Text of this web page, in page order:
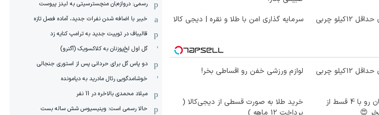
از الان تا آخر تابستون حداقل 12کیلو چربی
سرمایه گذاری امن با طلا و نقره | دیجی کالا
از الان تا آخر تابستون حداقل 12کیلو چربی
لوازم ورزشی خفن رو اقساطی بخر!
اینترنت LTE پیشگامان رو با 4 قسط از
😍
خرید طلا به صورت قسطی از دیجی‌کالا (
پرداخت 12 ماهه )
رسمی: دروازه‌بان منچسترسیتی به لیدز پیوست
خیبر با اضافه شدن نفرات جدید، آماده فصل تازه
قالیباف در توییت جدید به ترامپ کنایه زد
گل اول لخ‌پوزنان به کلاکسویک (آگنرو)
دو پاس گل برای حردانی پس از استوری جنجالی
خوشامدگویی رئال مادرید به دیامونده
میلاد محمدی بالاخره در 11 نفر
حالا رسمی است: وینیسیوس شش ساله بست